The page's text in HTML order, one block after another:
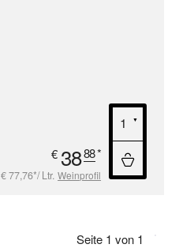
€ 3888*
€ 77,76*/ Ltr. Weinprofil
Seite 1 von 1